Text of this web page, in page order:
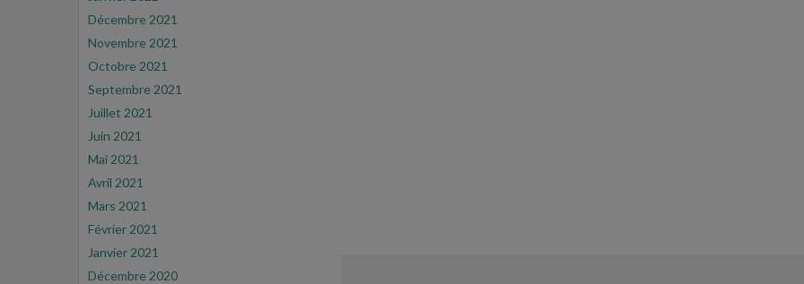
Décembre 2021
Novembre 2021
Octobre 2021
Septembre 2021
Juillet 2021
Juin 2021
Mai 2021
Avril 2021
Mars 2021
Février 2021
Janvier 2021
Décembre 2020